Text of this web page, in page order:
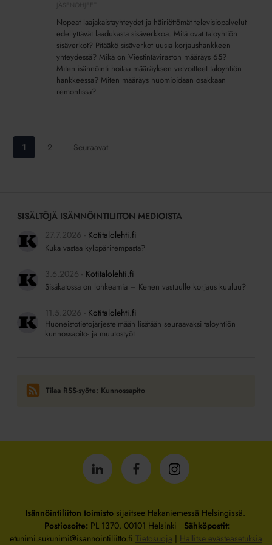
Nopeat laajakaistayhteydet ja häiriöttömät televisiopalvelut
edellyttävät laadukasta sisäverkkoa. Mitä ovat taloyhtiön
sisäverkot? Pitääkö sisäverkot uusia korjaushankkeen
yhteydessä? Mikä on Viestintäviraston määräys 65?
Miten isännöinti hoitaa määräyksen velvoitteet taloyhtiön
hankkeessa? Miten määräys huomioidaan osakkaan
remontissa?
Siirry
sivulle:
1
Siirry
2 Seuraavat
SISÄLTÖJÄ ISÄNNÖINTILIITON MEDIOISTA
27.7.2026
Kotitalolehti.fi
Kuka vastaa kylppärirempasta?
3.6.2026 Kotitalolehti.fi
Sisäkatossa on lohkeamia – Kenen vastuulle korjaus kuuluu?
11.5.2026 Kotitalolehti.fi
Huoneistotietojärjestelmään lisätään seuraavaksi taloyhtiön
kunnossapito- ja muutostyöt
Tilaa RSS-syöte: Kunnossapito
Isännöintiliitto
LinkedInissä
Isännöintiliitto
Facebookissa
Isännöintiliitto
Instagrammissa
Isännöintiliiton toimistosijaitsee Hakaniemessä Helsingissä.
Postiosoite: PL 1370, 00101 Helsinki Sähköpostit:
etunimi.sukunimi@isannointiliitto.fi Tietosuoja | Hallitse evästeasetuksia